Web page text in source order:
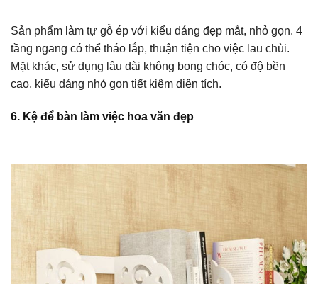
Sản phẩm làm tự gỗ ép với kiểu dáng đẹp mắt, nhỏ gọn. 4
tầng ngang có thể tháo lắp, thuận tiện cho việc lau chùi.
Mặt khác, sử dụng lâu dài không bong chóc, có độ bền
cao, kiểu dáng nhỏ gọn tiết kiệm diện tích.
6. Kệ để bàn làm việc hoa văn đẹp